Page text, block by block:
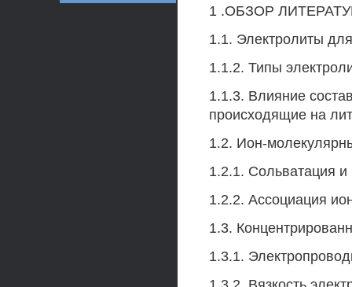
1 .ОБЗОР
1.1. Электролиты
1.1.2. Типы
1.1.3. Влияние
происходящие на
1.2. Ион-
1.2.1. Сольватация
1.2.2. Ассоциация
1.3.
1.3.1.